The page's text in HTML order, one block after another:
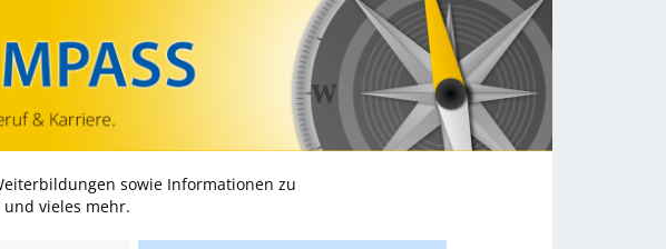
springen
springen
springen
springen
sowie Informationen zu
vieles mehr.